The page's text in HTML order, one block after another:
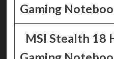
Gaming
MSI Stealth 18